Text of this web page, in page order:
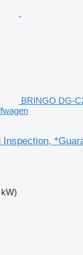
BRINGO DG-
Inspection,